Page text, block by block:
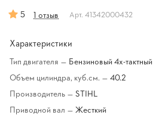
5 1 отзыв Арт. 41342000432
Характеристики
Тип двигателя — Бензиновый 4х-тактный
Объем цилиндра, куб.см. — 40.2
Производитель — STIHL
Приводной вал — Жесткий